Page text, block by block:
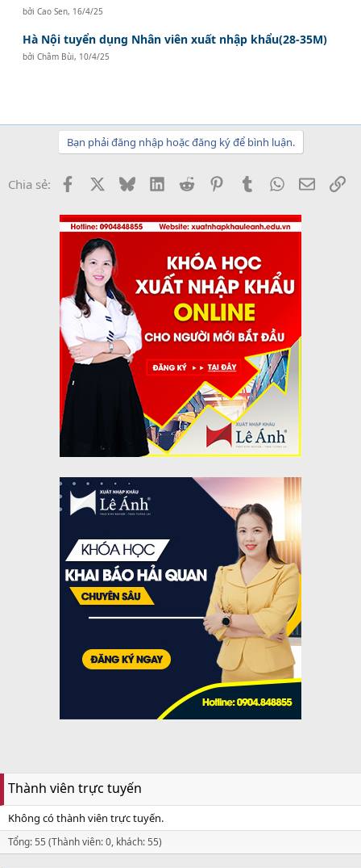
bởiCao Sen, 16/4/25
Hà Nội tuyển dụng Nhân viên xuất nhập khẩu(28-35M)
bởiChâm Bùi, 10/4/25
Bạn phải đăng nhập hoặc đăng ký để bình luận.
Chia sẻ: Facebook BlueskyLinkedInReddit PinterestTumblrWhatsApp
Email
Thành viên trực tuyến
Không có thành viên trực tuyến.
Tổng: 55 (Thành viên: 0, khách: 55)